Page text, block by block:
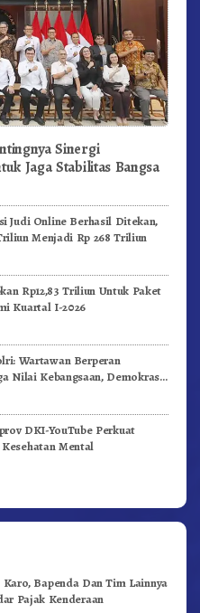
Sinergi
Jaga Stabilitas Bangsa
Judi Online Berhasil Ditekan,
Menjadi Rp 268 Triliun
Rp12,83 Triliun Untuk Paket
Kuartal I-2026
Wartawan Berperan
Nilai Kebangsaan, Demokrasi,
DKI-YouTube Perkuat
Mental
Bapenda Dan Tim Lainnya
Pajak Kenderaan